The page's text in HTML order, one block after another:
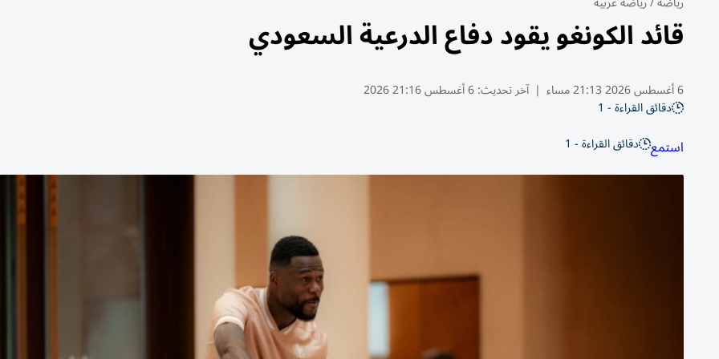
قائد الكونغو يقود دفاع الدرعية السعودي
6 أغسطس 2026 21:13 مساء | آخر تحديث:6 أغسطس 21:16 2026
دقائق القراءة - 1
استمع دقائق القراءة - 1